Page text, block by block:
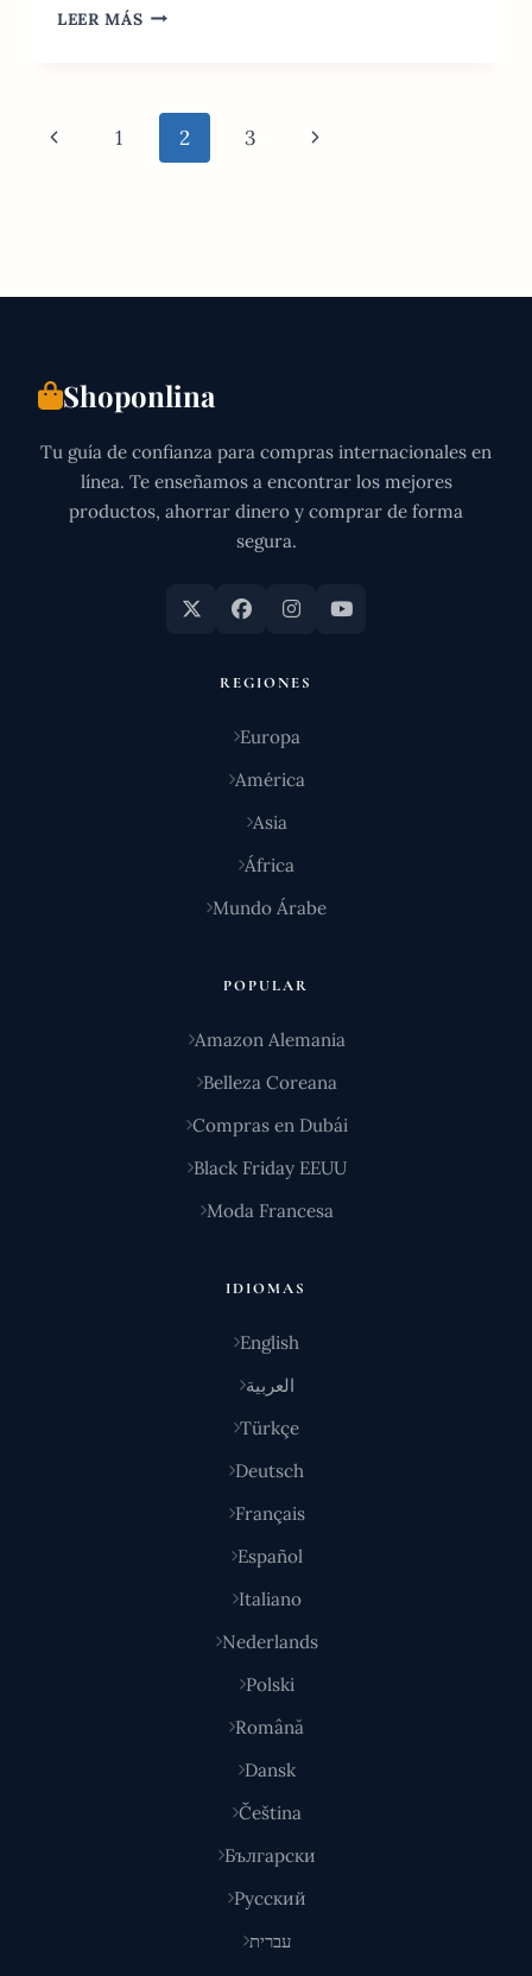
LEER MÁS TIENDAS
CANAD1:
GU1A
DE
Navegación
Página
1 2 3
Siguiente
Shoponlina
Tu guía de confianza para compras internacionales en
línea. Te enseñamos a encontrar los mejores
productos, ahorrar dinero y comprar de forma
segura.
REGIONES
Europa
América
Asia
África
Mundo Árabe
POPULAR
Amazon Alemania
Belleza Coreana
Compras en Dubái
Black Friday EEUU
Moda Francesa
IDIOMAS
English
العربية
Türkçe
Deutsch
Français
Español
Italiano
Nederlands
Polski
Română
Dansk
Čeština
Български
Русский
עברית